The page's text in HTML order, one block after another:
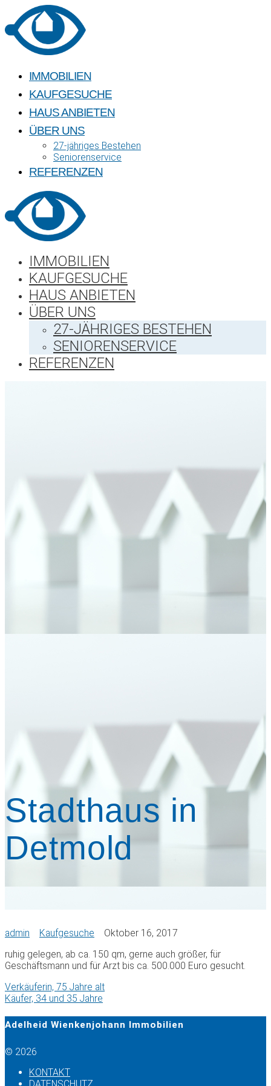
to
content
IMMOBILIEN
KAUFGESUCHE
HAUS ANBIETEN
ÜBER UNS
27-jähriges Bestehen
Seniorenservice
REFERENZEN
IMMOBILIEN
KAUFGESUCHE
HAUS ANBIETEN
ÜBER UNS
27-JÄHRIGES BESTEHEN
SENIORENSERVICE
REFERENZEN
Stadthaus in
Detmold
admin Kaufgesuche
Oktober 16, 2017
ruhig gelegen, ab ca. 150 qm, gerne auch größer, für
Geschäftsmann und für Arzt bis ca. 500.000 Euro gesucht.
Beitragsnavigation
Previous
post:
Verkäuferin, 75 Jahre alt
Next
Käufer, 34 und 35 Jahre
Adelheid Wienkenjohann Immobilien
© 2026
KONTAKT